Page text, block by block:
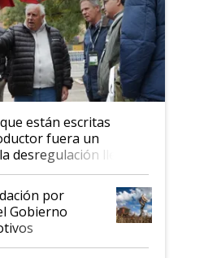
están escritas
fuera un
desregulación llegó
y hasta se
al IPCVA
por
Gobierno